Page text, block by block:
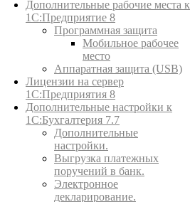
Дополнительные рабочие места к
1С:Предприятие 8
Программная защита
Мобильное рабочее
место
Аппаратная защита (USB)
Лицензии на сервер
1С:Предприятия 8
Дополнительные настройки к
1С:Бухгалтерия 7.7
Дополнительные
настройки.
Выгрузка платежных
поручений в банк.
Электронное
декларирование.